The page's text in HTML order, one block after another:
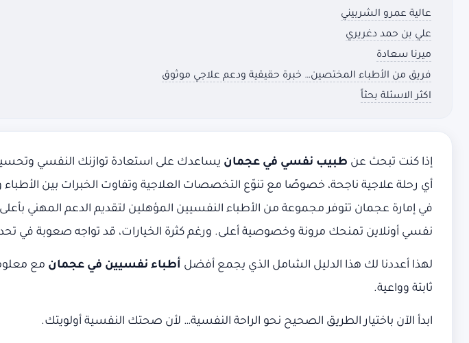
عالية عمرو الشربيني
علي بن حمد دغريري
ميرنا سعادة
فريق من الأطباء المختصين… خبرة حقيقية ودعم علاجي موثوق
اكثر الاسئلة بحثاً
إذا كنت تبحث عن طبيب نفسي في عجمان يساعدك على استعادة توازنك النفسي
أي رحلة علاجية ناجحة، خصوصًا مع تنوّع التخصصات العلاجية وتفاوت الخبرات بين الأطباء
في إمارة عجمان تتوفر مجموعة من الأطباء النفسيين المؤهلين لتقديم الدعم المهني
نفسي أونلاين تمنحك مرونة وخصوصية أعلى. ورغم كثرة الخيارات، قد تواجه صعوبة في
لهذا أعددنا لك هذا الدليل الشامل الذي يجمع أفضل أطباء نفسيين في عجمان مع
ثابتة وواعية.
ابدأ الآن باختيار الطريق الصحيح نحو الراحة النفسية… لأن صحتك النفسية أولويتك.